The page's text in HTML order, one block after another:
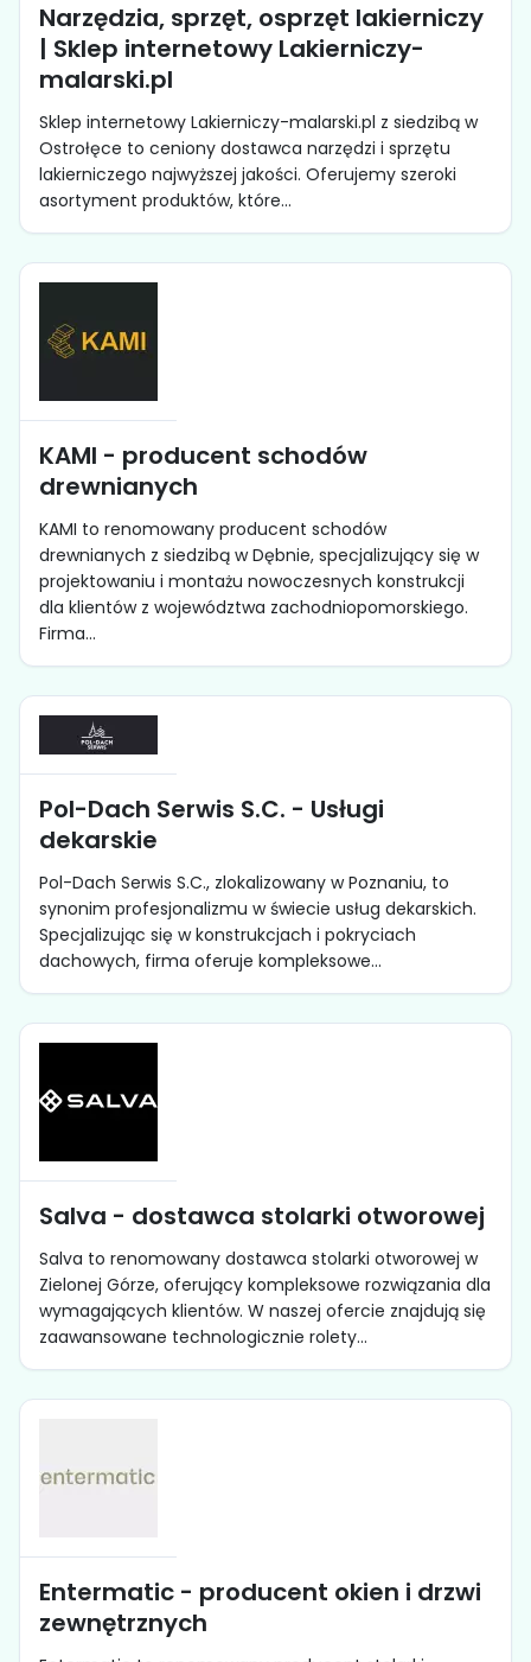
Narzędzia, sprzęt, osprzęt lakierniczy
| Sklep internetowy Lakierniczy-
malarski.pl
Sklep internetowy Lakierniczy-malarski.pl z siedzibą w
Ostrołęce to ceniony dostawca narzędzi i sprzętu
lakierniczego najwyższej jakości. Oferujemy szeroki
asortyment produktów, które...
KAMI - producent schodów
drewnianych
KAMI to renomowany producent schodów
drewnianych z siedzibą w Dębnie, specjalizujący się w
projektowaniu i montażu nowoczesnych konstrukcji
dla klientów z województwa zachodniopomorskiego.
Firma...
Pol-Dach Serwis S.C. - Usługi
dekarskie
Pol-Dach Serwis S.C., zlokalizowany w Poznaniu, to
synonim profesjonalizmu w świecie usług dekarskich.
Specjalizując się w konstrukcjach i pokryciach
dachowych, firma oferuje kompleksowe...
Salva - dostawca stolarki otworowej
Salva to renomowany dostawca stolarki otworowej w
Zielonej Górze, oferujący kompleksowe rozwiązania dla
wymagających klientów. W naszej ofercie znajdują się
zaawansowane technologicznie rolety...
Entermatic - producent okien i drzwi
zewnętrznych